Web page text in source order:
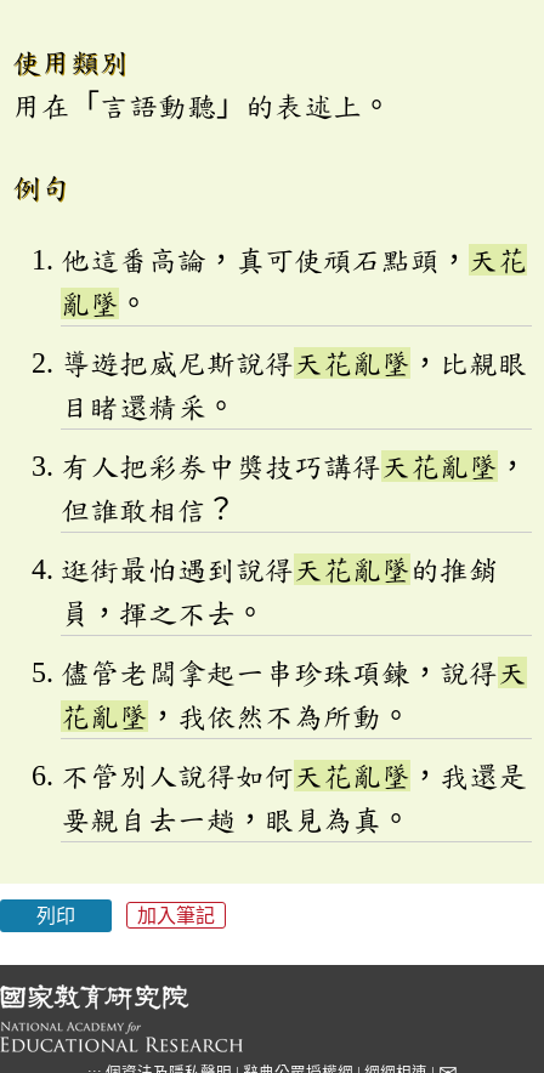
使用類別
用在「言語動聽」的表述上。
例句
他這番高論，真可使頑石點頭， 天花
亂墜 。
導遊把威尼斯說得天花亂墜 ，比親眼
目睹還精采。
有人把彩券中獎技巧講得天花亂墜 ，
但誰敢相信？
逛街最怕遇到說得天花亂墜的推銷
員，揮之不去。
儘管老闆拿起一串珍珠項鍊，說得天
花亂墜 ，我依然不為所動。
不管別人說得如何天花亂墜 ，我還是
要親自去一趟，眼見為真。
列印 加入筆記